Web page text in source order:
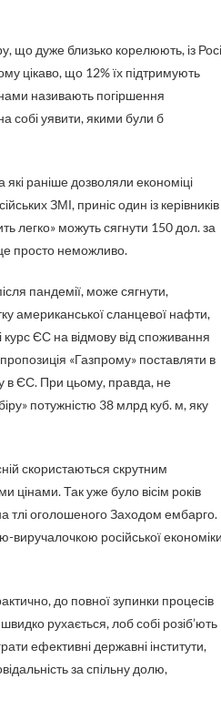
що дуже близько корелюють, із
цікаво, що 12% їх підтримують
називають погіршення
собі уявити, якими були б
раніше дозволяли економіці
ЗМІ, приніс один із керівників
легко» можуть сягнути 150 дол. за
це просто неможливо.
пандемії, може сягнути,
американської сланцевої нафти,
ЄС на відмову від споживання
«Газпрому» поставляти в
в ЄС. При цьому, правда, не
потужністю 38 млрд куб. м, яку
скористаються скрутним
цінами. Так уже було вісім років
тлі оголошеного Заходом ембарго.
виручалочкою російської
до повної зупинки процесів
рухається, лоб собі розіб’ють
ефективні державні інститути,
за спільну долю,